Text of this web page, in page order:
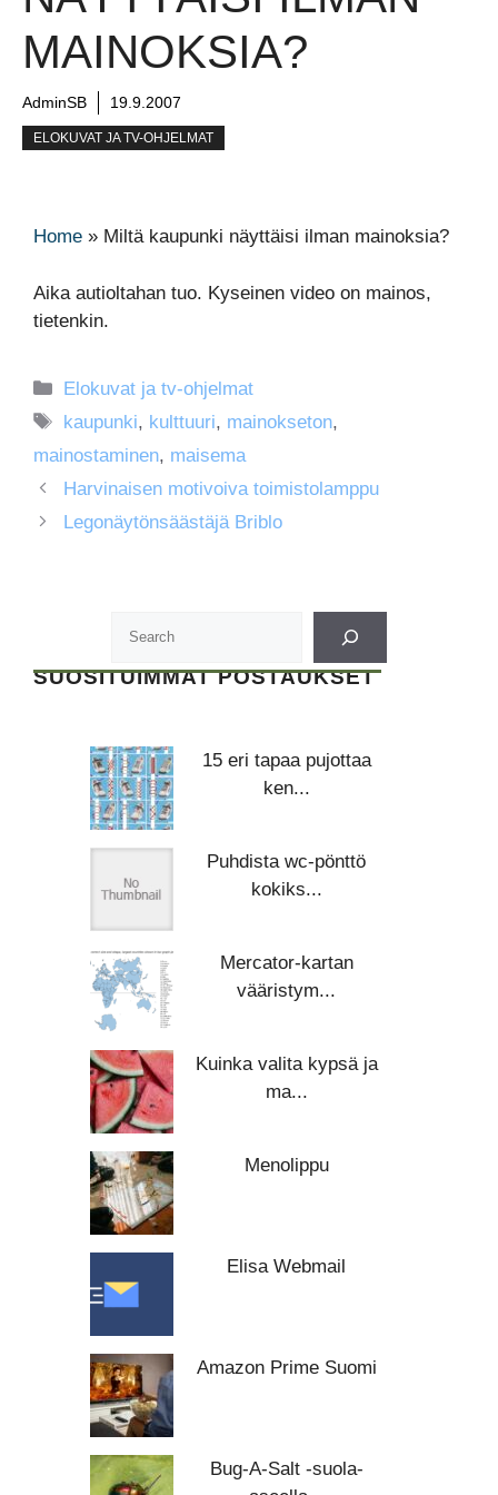
MAINOKSIA?
AdminSB 19.9.2007
ELOKUVAT JA TV-OHJELMAT
Home » Miltä kaupunki näyttäisi ilman mainoksia?
Aika autioltahan tuo. Kyseinen video on mainos,
tietenkin.
Kategoriat
Elokuvat ja tv-ohjelmat
Avainsanat
kaupunki, kulttuuri, mainokseton,
mainostaminen, maisema
Harvinaisen motivoiva toimistolamppu
Legonäytönsäästäjä Briblo
SUOSITUIMMAT POSTAUKSET
15 eri tapaa pujottaa
ken...
Puhdista wc-pönttö
kokiks...
Mercator-kartan
vääristym...
Kuinka valita kypsä ja
ma...
Menolippu
Elisa Webmail
Amazon Prime Suomi
Bug-A-Salt -suola-